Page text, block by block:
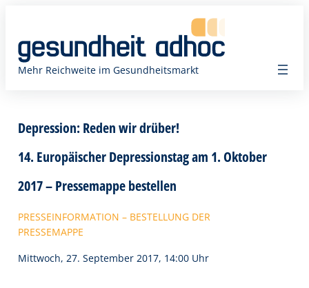
springen
Mehr Reichweite im Gesundheitsmarkt
Depression: Reden wir drüber!
14. Europäischer Depressionstag am 1. Oktober
2017 – Pressemappe bestellen
PRESSEINFORMATION – BESTELLUNG DER
PRESSEMAPPE
Mittwoch, 27. September 2017, 14:00 Uhr